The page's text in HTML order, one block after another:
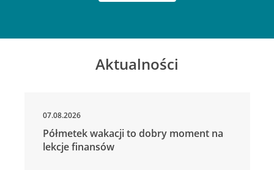
Aktualności
07.08.2026
Półmetek wakacji to dobry moment na
lekcje finansów